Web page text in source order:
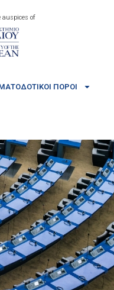
auspices of
ΠΌΡΟΙ